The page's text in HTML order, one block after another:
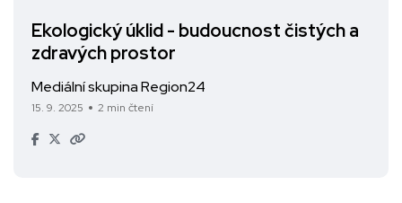
Ekologický úklid - budoucnost čistých a
zdravých prostor
Mediální skupina Region24
15. 9. 2025 2 min čtení